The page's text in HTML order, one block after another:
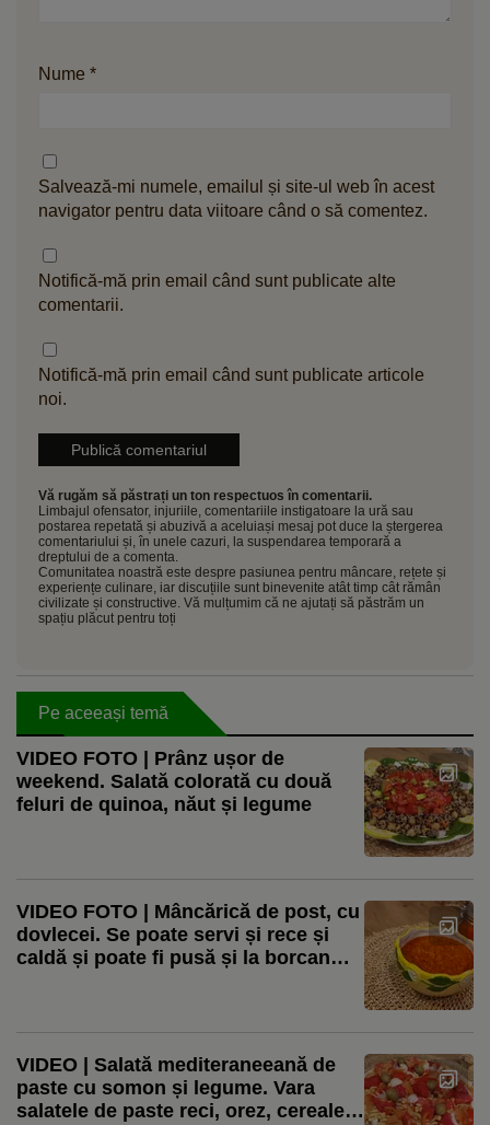
Nume *
Salvează-mi numele, emailul și site-ul web în acest
navigator pentru data viitoare când o să comentez.
Notifică-mă prin email când sunt publicate alte
comentarii.
Notifică-mă prin email când sunt publicate articole
noi.
Vă rugăm să păstrați un ton respectuos în comentarii.
Limbajul ofensator, injuriile, comentariile instigatoare la ură sau
postarea repetată și abuzivă a aceluiași mesaj pot duce la ștergerea
comentariului și, în unele cazuri, la suspendarea temporară a
dreptului de a comenta.
Comunitatea noastră este despre pasiunea pentru mâncare, rețete și
experiențe culinare, iar discuțiile sunt binevenite atât timp cât rămân
civilizate și constructive. Vă mulțumim că ne ajutați să păstrăm un
spațiu plăcut pentru toți
Pe aceeași temă
VIDEO FOTO | Prânz ușor de
weekend. Salată colorată cu două
feluri de quinoa, năut și legume
VIDEO FOTO | Mâncărică de post, cu
dovlecei. Se poate servi și rece și
caldă și poate fi pusă și la borcan
VIDEO | Salată mediteraneeană de
paste cu somon și legume. Vara
salatele de paste reci, orez, cereale